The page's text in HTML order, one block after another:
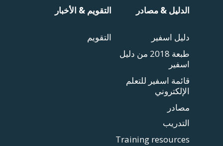
الدليل & مصادر
دليل اسفير
طبعة 2018 من دليل
اسفير
قائمة اسفير للتعلم
الإلكتروني
مصادر
التدريب
Training resources
التقويم & الأخبار
التقويم